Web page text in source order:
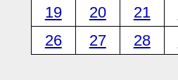
19
20 21
26
27 28